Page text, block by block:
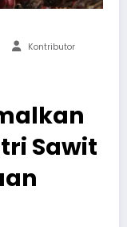
Kontributor
Sawit